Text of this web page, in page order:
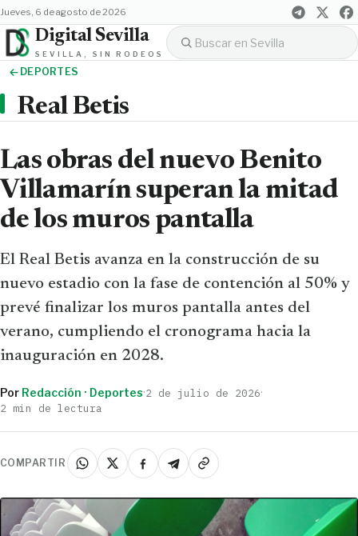
jueves, 6 de agosto de 2026
Digital Sevilla
SEVILLA, SIN RODEOS
DEPORTES
Real Betis
Las obras del nuevo Benito
Villamarín superan la mitad
de los muros pantalla
El Real Betis avanza en la construcción de su
nuevo estadio con la fase de contención al 50% y
prevé finalizar los muros pantalla antes del
verano, cumpliendo el cronograma hacia la
inauguración en 2028.
Por Redacción · Deportes·2 de julio de 2026·
2 min de lectura
COMPARTIR